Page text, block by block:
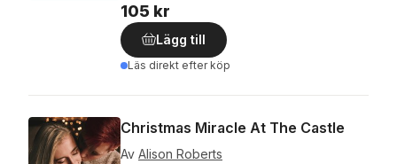
105 kr
Lägg till
Läs direkt efter köp
Christmas Miracle At The Castle
Av Alison Roberts